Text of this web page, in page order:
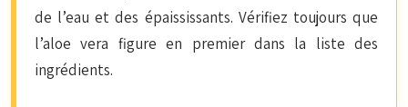
de l’eau et des épaississants. Vérifiez toujours que
l’aloe vera figure en premier dans la liste des
ingrédients.